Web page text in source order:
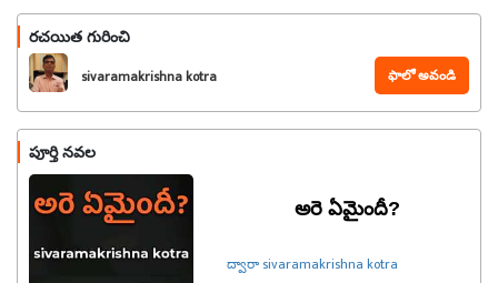
రచయిత గురించి
sivaramakrishna kotra ఫాలో అవండి
పూర్తి నవల
అరె ఏమైందీ?
ద్వారా sivaramakrishna kotra